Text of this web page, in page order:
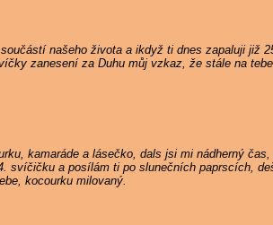
našeho života a ikdyž ti dnes zapaluji již
zanesení za Duhu můj vzkaz, že stále na
kamaráde a lásečko, dals jsi mi nádherný
svíčičku a posílám ti po slunečních paprscích,
kocourku milovaný.